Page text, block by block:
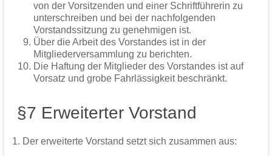
von der Vorsitzenden und einer Schriftführerin zu
unterschreiben und bei der nachfolgenden
Vorstandssitzung zu genehmigen ist.
Über die Arbeit des Vorstandes ist in der
Mitgliederversammlung zu berichten.
Die Haftung der Mitglieder des Vorstandes ist auf
Vorsatz und grobe Fahrlässigkeit beschränkt.
§7 Erweiterter Vorstand
1. Der erweiterte Vorstand setzt sich zusammen aus: